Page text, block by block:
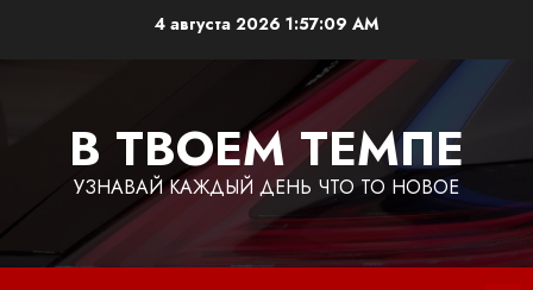
4 августа 20261:57:10 AM
В ТВОЕМ ТЕМПЕ
УЗНАВАЙ КАЖДЫЙ ДЕНЬ ЧТО ТО НОВОЕ